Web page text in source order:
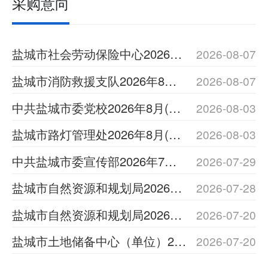
盐城市社会劳动保险中心2026年8月(第1批)政府采购意向公告 2026-08-07
盐城市消防救援支队2026年8月(第1批)政府采购意向公告 2026-08-07
中共盐城市委党校2026年8月(第1批)政府采购意向公告 2026-08-03
盐城市路灯管理处2026年8月(第1批)政府采购意向公告 2026-08-03
中共盐城市委宣传部2026年7月(第1批)政府采购意向公告 2026-07-29
盐城市自然资源和规划局2026年7月(第3批)政府采购意向公告 2026-07-28
盐城市自然资源和规划局2026年7月(第2批)政府采购意向公告 2026-07-20
盐城市土地储备中心（单位）2026年7月(第2批)政府采购意向公告 2026-07-20